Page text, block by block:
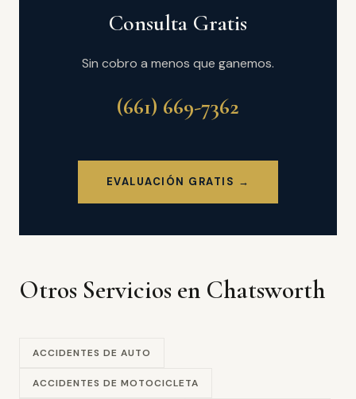
Consulta Gratis
Sin cobro a menos que ganemos.
(661) 669-7362
EVALUACIÓN GRATIS →
Otros Servicios en Chatsworth
ACCIDENTES DE AUTO
ACCIDENTES DE MOTOCICLETA